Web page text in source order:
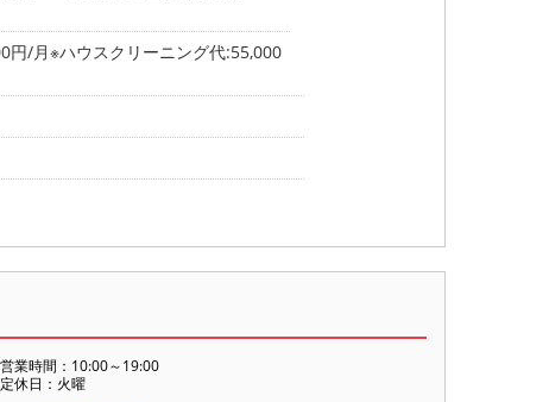
円/月※ハウスクリーニング代:55,000
営業時間：10:00～19:00
定休日：火曜